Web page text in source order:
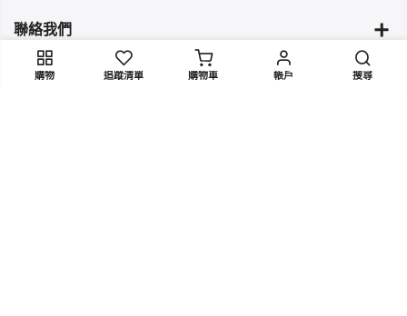
聯絡我們
購物 追蹤清單 購物車 帳戶 搜尋